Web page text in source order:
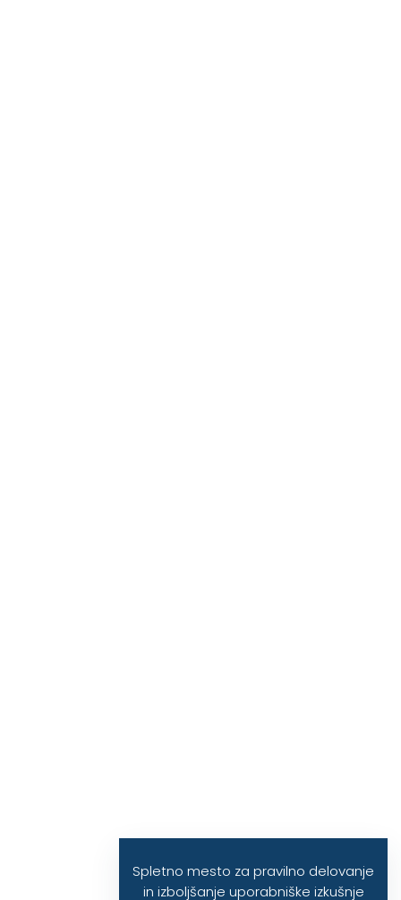
Spletno mesto za pravilno delovanje
in izboljšanje uporabniške izkušnje